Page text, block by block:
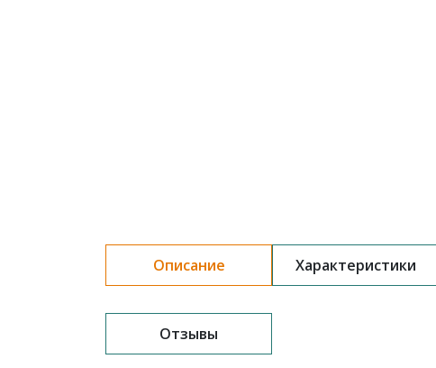
Описание Характеристики
Отзывы